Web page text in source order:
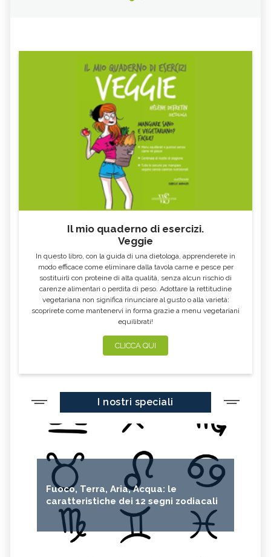
Il mio quaderno di esercizi.
Veggie
In questo libro, con la guida di una dietologa, apprenderete in
modo efficace come eliminare dalla tavola carne e pesce per
sostituirli con proteine di alta qualità, senza alcun rischio di
carenze alimentari o perdita di peso. Adottare la rettitudine
vegetariana non significa rinunciare al gusto o alla varietà:
scoprirete come mantenervi in forma grazie a menu vegetariani
equilibrati!
CLICCA QUI
I nostri speciali
Fuoco, Terra, Aria, Acqua: le
caratteristiche dei 12 segni zodiacali